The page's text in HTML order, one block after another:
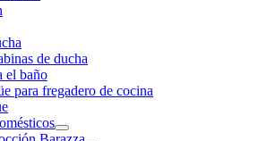
de ducha
el baño
para fregadero de cocina